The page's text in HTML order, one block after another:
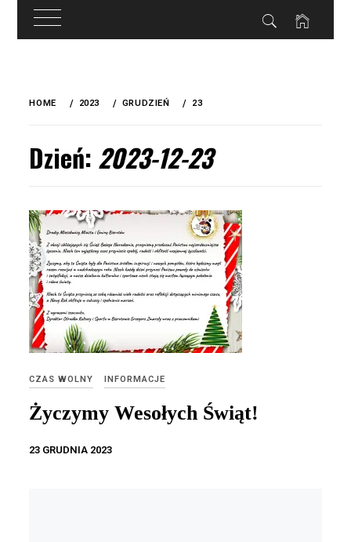
treści
HOME 2023 GRUDZIEŃ 23
Dzień: 2023-12-23
CZAS WOLNY INFORMACJE
Życzymy Wesołych Świąt!
23 GRUDNIA 2023